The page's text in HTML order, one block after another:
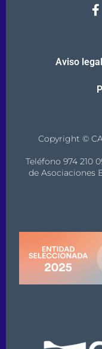
Aviso legal
Copyright ©
Teléfono 974 210
de Asociaciones